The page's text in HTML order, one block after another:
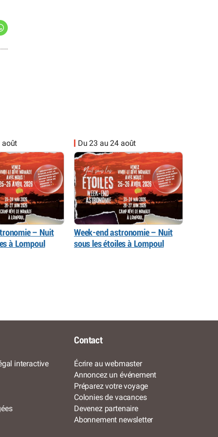
août
– Nuit
à Lompoul
Du 23 au 24 août
Week-end astronomie – Nuit
sous les étoiles à Lompoul
interactive
Contact
Écrire au webmaster
Annoncez un événement
Préparez votre voyage
Colonies de vacances
Devenez partenaire
Abonnement newsletter